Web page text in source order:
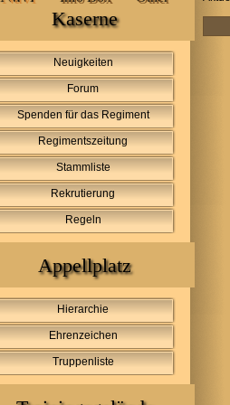
Kaserne
Neuigkeiten
Forum
Spenden für das Regiment
Regimentszeitung
Stammliste
Rekrutierung
Regeln
Appellplatz
Hierarchie
Ehrenzeichen
Truppenliste